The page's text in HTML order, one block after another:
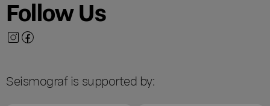
Follow Us
Seismograf is supported by: